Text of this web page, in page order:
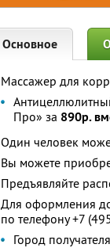
Основное
Массажер для
Про» за 890р.
Один человек
Вы можете
Предъявляйте
Для оформления
по телефону +7
Город получателя